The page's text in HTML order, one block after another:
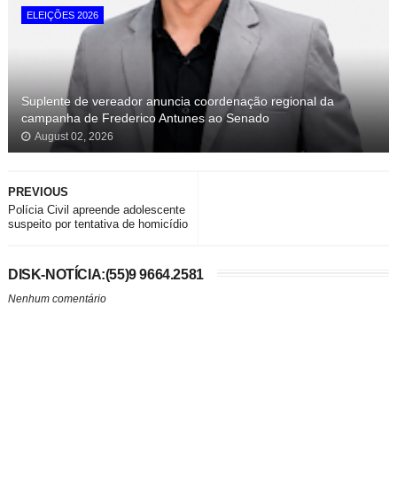
ELEIÇÕES 2026
Suplente de vereador anuncia coordenação regional da
campanha de Frederico Antunes ao Senado
August 02, 2026
PREVIOUS
Polícia Civil apreende adolescente
suspeito por tentativa de homicídio
DISK-NOTÍCIA:(55)9 9664.2581
Nenhum comentário